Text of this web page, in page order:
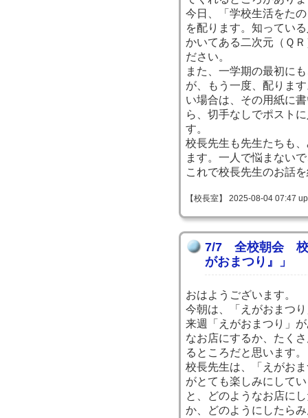
今日、「学校生活をた
を配ります。知ってい
かいてある二次元（Ｑ
ださい。
また、一学期の最初に
が、もう一度、配りま
い場合は、その用紙に
ら、切手なしでポスト
す。
校長先生も先生たちも
ます。一人で悩まない
これで校長先生のお話
【校長室】 2025-08-04 07:47
7/7 全校朝会 校
がおまつり』」
おはようございます。
今朝は、「えがおまつ
来週「えがおまつり」
なお店にするか、たく
るところだと思います。
校長先生は、「えがお
がとても楽しみにして
と、どのようなお店に
か、どのようにしたら